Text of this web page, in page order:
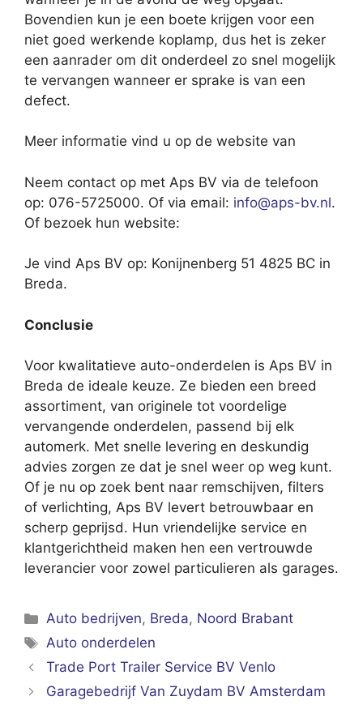
Bovendien kun je een boete krijgen voor een
niet goed werkende koplamp, dus het is zeker
een aanrader om dit onderdeel zo snel mogelijk
te vervangen wanneer er sprake is van een
defect.
Meer informatie vind u op de website van
Neem contact op met Aps BV via de telefoon
op: 076-5725000. Of via email: info@aps-bv.nl.
Of bezoek hun website:
Je vind Aps BV op: Konijnenberg 51 4825 BC in
Breda.
Conclusie
Voor kwalitatieve auto-onderdelen is Aps BV in
Breda de ideale keuze. Ze bieden een breed
assortiment, van originele tot voordelige
vervangende onderdelen, passend bij elk
automerk. Met snelle levering en deskundig
advies zorgen ze dat je snel weer op weg kunt.
Of je nu op zoek bent naar remschijven, filters
of verlichting, Aps BV levert betrouwbaar en
scherp geprijsd. Hun vriendelijke service en
klantgerichtheid maken hen een vertrouwde
leverancier voor zowel particulieren als garages.
Categorieën
Auto bedrijven, Breda, Noord Brabant
Tags
Auto onderdelen
Trade Port Trailer Service BV Venlo
Garagebedrijf Van Zuydam BV Amsterdam